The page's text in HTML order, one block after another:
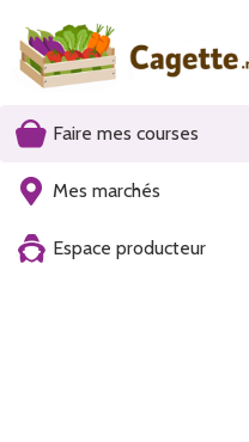
Faire mes courses
Mes marchés
Espace producteur